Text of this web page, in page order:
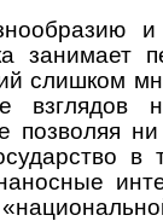
и
занимает
слишком
взглядов
позволяя
в